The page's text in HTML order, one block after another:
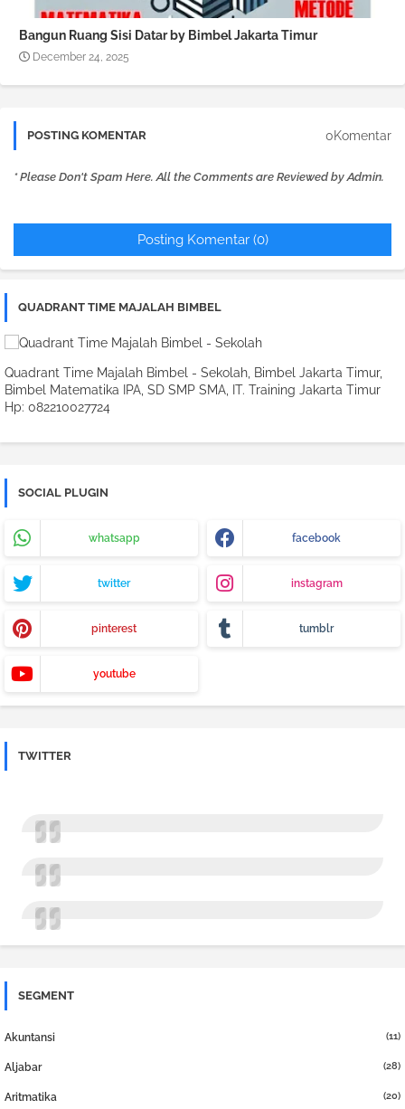
Bangun Ruang Sisi Datar by Bimbel Jakarta Timur
December 24, 2025
POSTING KOMENTAR 0Komentar
* Please Don't Spam Here. All the Comments are Reviewed by Admin.
Posting Komentar (0)
QUADRANT TIME MAJALAH BIMBEL
Quadrant Time Majalah Bimbel - Sekolah, Bimbel Jakarta Timur,
Bimbel Matematika IPA, SD SMP SMA, IT. Training Jakarta Timur
Hp: 082210027724
SOCIAL PLUGIN
whatsapp facebook
twitter instagram
pinterest tumblr
youtube
TWITTER
SEGMENT
Akuntansi (11)
Aljabar (28)
Aritmatika (20)